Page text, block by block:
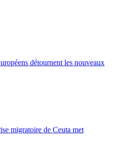
détournent les nouveaux
migratoire de Ceuta met